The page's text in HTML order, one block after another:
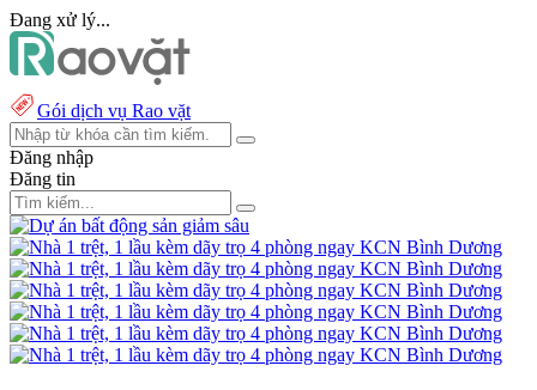
Đang xử lý...
Gói dịch vụ Rao vặt
Đăng nhập
Đăng tin